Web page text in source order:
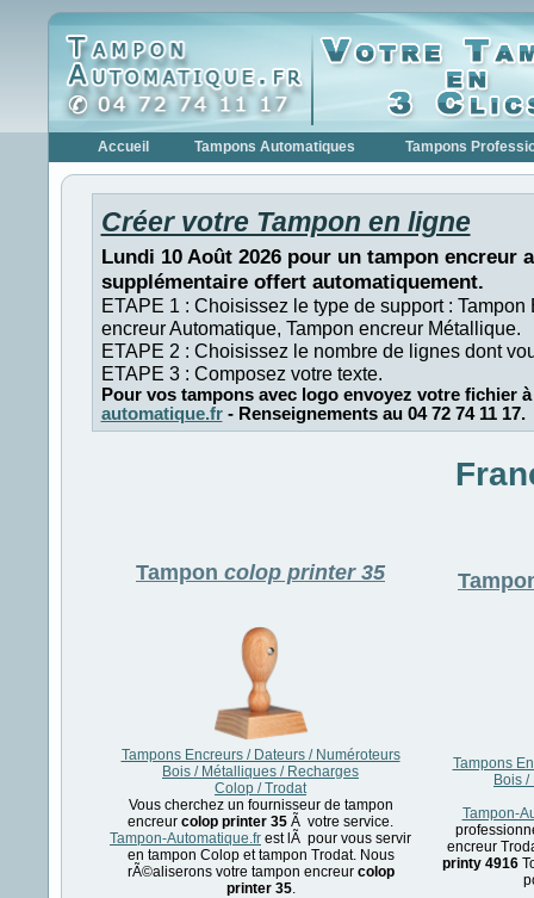
Accueil Tampons Automatiques Tampons
Créer votre Tampon en ligne
Lundi 10 Août 2026 pour un tampon encreur
supplémentaire offert automatiquement.
ETAPE 1 : Choisissez le type de support : Tampon
encreur Automatique, Tampon encreur Métallique.
ETAPE 2 : Choisissez le nombre de lignes dont
ETAPE 3 : Composez votre texte.
Pour vos tampons avec logo envoyez votre fichier
automatique.fr- Renseignements au 04 72 74 11 17.
Tampon colop printer 35
Tampons Encreurs / Dateurs / Numéroteurs
Bois / Métalliques / Recharges
Colop / Trodat
Vous cherchez un fournisseur de tampon
encreur colop printer 35 Ã votre service.
Tampon-Automatique.fr est lÃ pour vous servir
en tampon Colop et tampon Trodat. Nous
rÃ©aliserons votre tampon encreur colop
printer 35.
Tampons
Bois
Tampon-
encreur
printy 4916